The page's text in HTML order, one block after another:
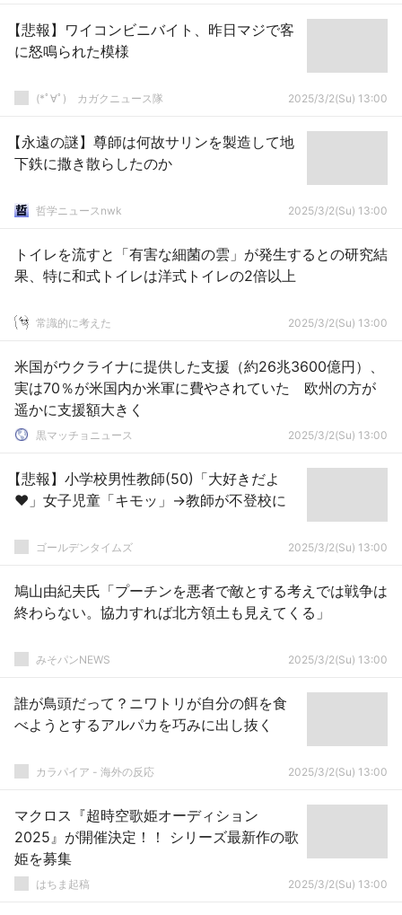
【悲報】ワイコンビニバイト、昨日マジで客
に怒鳴られた模様
(*ﾟ∀ﾟ)ゞカガクニュース隊 2025/3/2(Su) 13:00
【永遠の謎】尊師は何故サリンを製造して地
下鉄に撒き散らしたのか
哲学ニュースnwk 2025/3/2(Su) 13:00
トイレを流すと「有害な細菌の雲」が発生するとの研究結
果、特に和式トイレは洋式トイレの2倍以上
常識的に考えた 2025/3/2(Su) 13:00
米国がウクライナに提供した支援（約26兆3600億円）、
実は70％が米国内か米軍に費やされていた 欧州の方が
遥かに支援額大きく
黒マッチョニュース 2025/3/2(Su) 13:00
【悲報】小学校男性教師(50)「大好きだよ
❤」女子児童「キモッ」→教師が不登校に
ゴールデンタイムズ 2025/3/2(Su) 13:00
鳩山由紀夫氏「プーチンを悪者で敵とする考えでは戦争は
終わらない。協力すれば北方領土も見えてくる」
みそパンNEWS 2025/3/2(Su) 13:00
誰が鳥頭だって？ニワトリが自分の餌を食
べようとするアルパカを巧みに出し抜く
カラパイア - 海外の反応 2025/3/2(Su) 13:00
マクロス『超時空歌姫オーディション
2025』が開催決定！！ シリーズ最新作の歌
姫を募集
はちま起稿 2025/3/2(Su) 13:00